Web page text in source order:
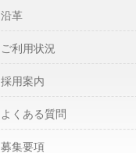
沿革
ご利用状況
採用案内
よくある質問
募集要項